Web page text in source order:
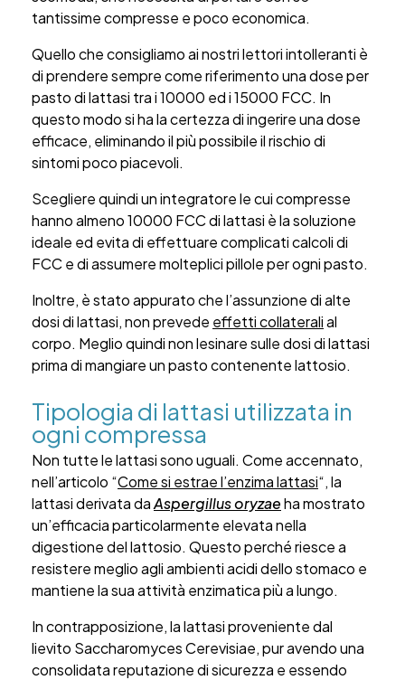
tantissime compresse e poco economica.
Quello che consigliamo ai nostri lettori intolleranti è
di prendere sempre come riferimento una dose per
pasto di lattasi tra i 10000 ed i 15000 FCC. In
questo modo si ha la certezza di ingerire una dose
efficace, eliminando il più possibile il rischio di
sintomi poco piacevoli.
Scegliere quindi un integratore le cui compresse
hanno almeno 10000 FCC di lattasi è la soluzione
ideale ed evita di effettuarecomplicaticalcoli di
FCC e di assumere molteplici pillole per ogni pasto.
Inoltre, è stato appurato che l’assunzione di alte
dosi di lattasi, non prevede effetti collateralial
corpo. Meglio quindi non lesinare sulle dosi di lattasi
prima di mangiare un pasto contenente lattosio.
Tipologia di lattasi utilizzata in
ogni compressa
Non tutte le lattasi sono uguali. Come accennato,
nell’articolo “Come si estrae l’enzima lattasi“, la
lattasi derivata daAspergillus oryzaeha mostrato
un’efficacia particolarmente elevata nella
digestione del lattosio. Questo perché riesce a
resistere meglio agli ambienti acidi dello stomaco e
mantiene la sua attività enzimatica più a lungo.
In contrapposizione, la lattasi proveniente dal
lievito Saccharomyces Cerevisiae, pur avendo una
consolidata reputazione di sicurezza e essendo